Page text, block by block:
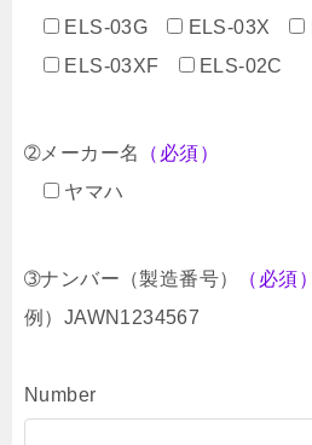
ELS-03G
ELS-03X
ELS-03XF
ELS-02C
➁メーカー名
（必須）
ヤマハ
➂ナンバー（製造番号）
（必須）
例）JAWN1234567
Number